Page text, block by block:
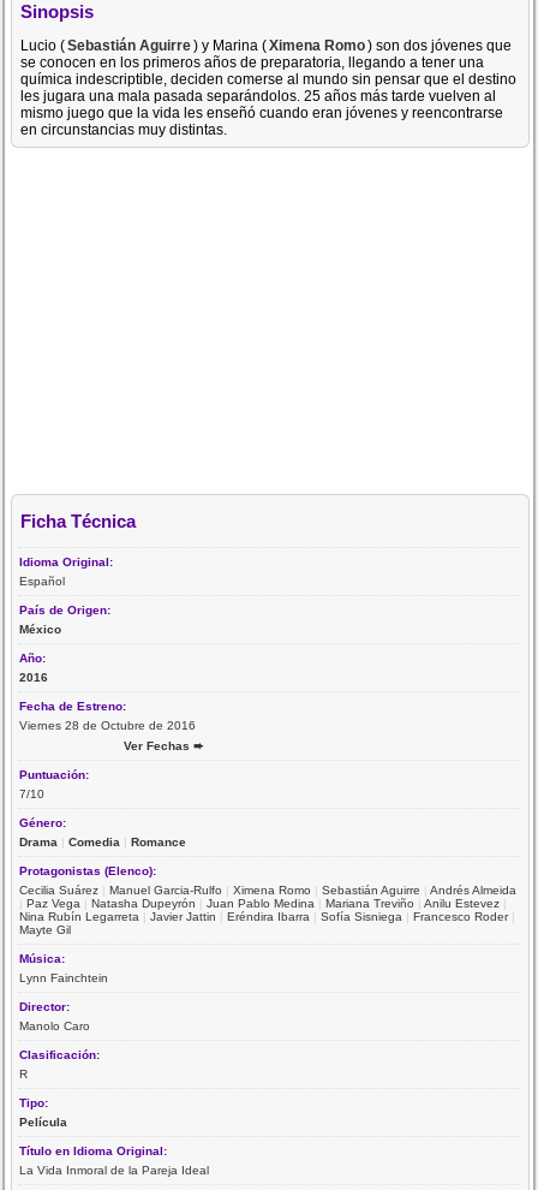
Sinopsis
Lucio (Sebastián Aguirre) y Marina (Ximena Romo) son dos jóvenes que
se conocen en los primeros años de preparatoria, llegando a tener una
química indescriptible, deciden comerse al mundo sin pensar que el destino
les jugara una mala pasada separándolos. 25 años más tarde vuelven al
mismo juego que la vida les enseñó cuando eran jóvenes y reencontrarse
en circunstancias muy distintas.
Ficha Técnica
Idioma Original:
Español
País de Origen:
México
Año:
2016
Fecha de Estreno:
Viernes 28 de Octubre de 2016
Ver Fechas ➨
Puntuación:
7/10
Género:
Drama |Comedia |Romance
Protagonistas (Elenco):
Cecilia Suárez |Manuel Garcia-Rulfo |Ximena Romo |Sebastián Aguirre |Andrés Almeida
|Paz Vega |Natasha Dupeyrón |Juan Pablo Medina |Mariana Treviño |Anilu Estevez |
Nina Rubín Legarreta |Javier Jattin |Eréndira Ibarra |Sofía Sisniega |Francesco Roder|
Mayte Gil
Música:
Lynn Fainchtein
Director:
Manolo Caro
Clasificación:
R
Tipo:
Película
Título en Idioma Original:
La Vida Inmoral de la Pareja Ideal